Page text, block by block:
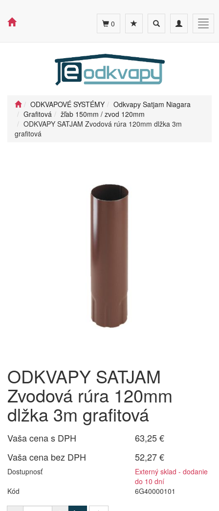
Toggle
navigation
Toggle
search
0
ODKVAPOVÉ SYSTÉMY
Odkvapy Satjam Niagara
Grafitová
žľab 150mm / zvod 120mm
ODKVAPY SATJAM Zvodová rúra 120mm dlžka 3m
grafitová
ODKVAPY SATJAM
Zvodová rúra 120mm
dlžka 3m grafitová
Vaša cena s DPH
63,25 €
Vaša cena bez DPH
52,27 €
Dostupnosť
Externý sklad - dodanie
do 10 dní
Kód
6G40000101